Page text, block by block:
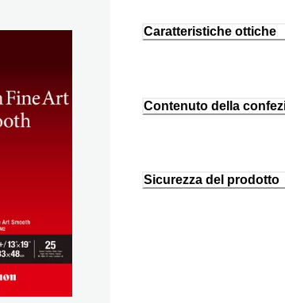
Caratteristiche ottiche
Contenuto della
Sicurezza del prodotto